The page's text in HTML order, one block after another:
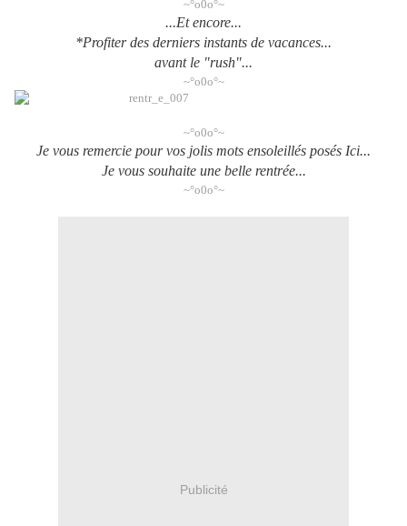
~°o0o°~
...Et encore...
*Profiter des derniers instants de vacances...
avant le "rush"...
~°o0o°~
~°o0o°~
Je vous remercie pour vos jolis mots ensoleillés posés Ici...
Je vous souhaite une belle rentrée...
~°o0o°~
Publicité